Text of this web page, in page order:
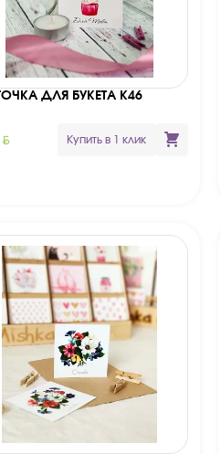
ДЛЯ БУКЕТА К46
BYN Купить в 1 клик